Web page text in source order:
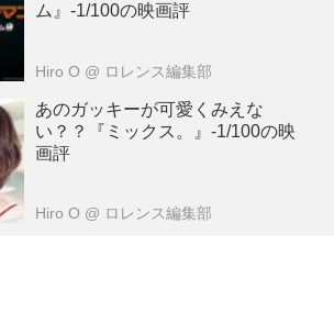
ム』-1/100の映画評
Hiro O @ ロレンス編集部
あのガッキーが可愛くみえな
い？？『ミックス。』-1/100の映
画評
Hiro O @ ロレンス編集部